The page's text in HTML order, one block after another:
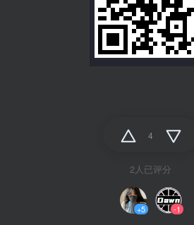
4
2人已评分
+5 -1